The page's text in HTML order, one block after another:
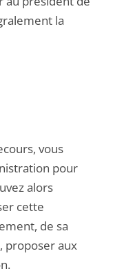
la
vous
pour
alors
cette
de sa
proposer aux